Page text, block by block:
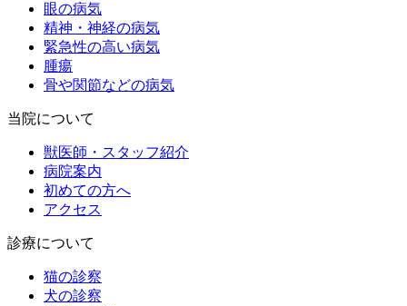
眼の病気
精神・神経の病気
緊急性の高い病気
腫瘍
骨や関節などの病気
当院について
獣医師・スタッフ紹介
病院案内
初めての方へ
アクセス
診療について
猫の診察
犬の診察